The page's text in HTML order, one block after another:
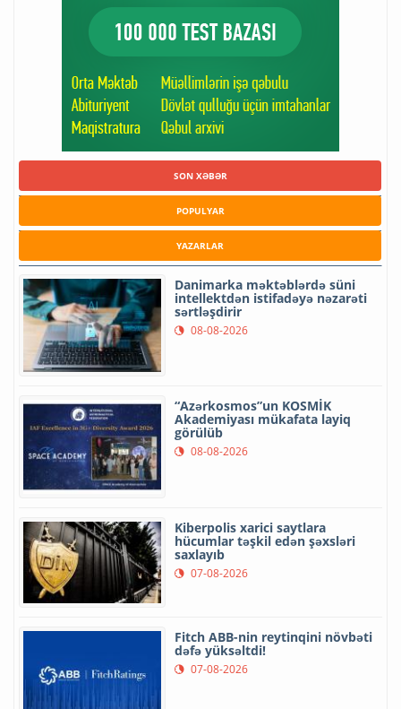
SON XƏBƏR
POPULYAR
YAZARLAR
Danimarka məktəblərdə süni
intellektdən istifadəyə nəzarəti
sərtləşdirir
08-08-2026
“Azərkosmos”un KOSMİK
Akademiyası mükafata layiq
görülüb
08-08-2026
Kiberpolis xarici saytlara
hücumlar təşkil edən şəxsləri
saxlayıb
07-08-2026
Fitch ABB-nin reytinqini növbəti
dəfə yüksəltdi!
07-08-2026